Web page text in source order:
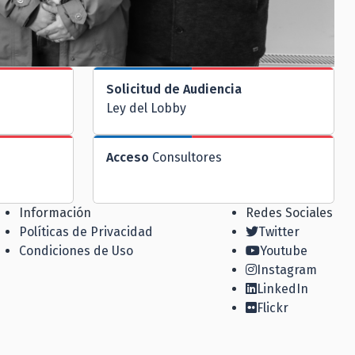
Solicitud de Audiencia
Ley del Lobby
Acceso Consultores
Información
Políticas de Privacidad
Condiciones de Uso
Redes Sociales
Twitter
Youtube
Instagram
LinkedIn
Flickr